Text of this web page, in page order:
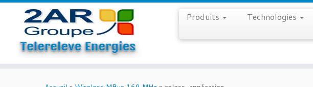
Produits Technologies